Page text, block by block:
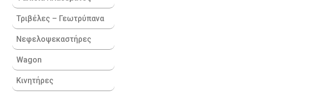
Τριβέλες – Γεωτρύπανα
Νεφελοψεκαστήρες
Wagon
Κινητήρες